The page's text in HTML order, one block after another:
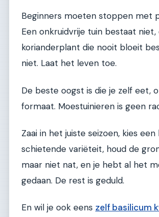
Beginners moeten stoppen met
Een onkruidvrije tuin bestaat niet,
korianderplant die nooit bloeit
niet. Laat het leven toe.
De beste oogst is die je zelf eet,
formaat. Moestuinieren is geen
Zaai in het juiste seizoen, kies een
schietende variëteit, houd de
maar niet nat, en je hebt al het
gedaan. De rest is geduld.
En wil je ook eens zelf basilicum